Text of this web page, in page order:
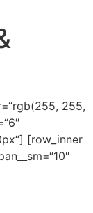
255,
[row_inner